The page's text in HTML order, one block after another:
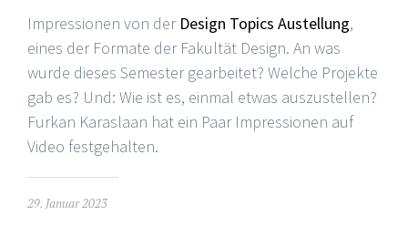
Impressionen von der Design Topics Austellung,
eines der Formate der Fakultät Design. An was
wurde dieses Semester gearbeitet? Welche Projekte
gab es? Und: Wie ist es, einmal etwas auszustellen?
Furkan Karaslaan hat ein Paar Impressionen auf
Video festgehalten.
29. Januar 2023